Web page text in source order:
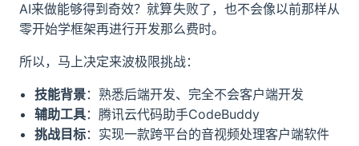
AI来做能够得到奇效？就算失败了，也不会像以前那样从
零开始学框架再进行开发那么费时。
所以，马上决定来波极限挑战：
技能背景：熟悉后端开发、完全不会客户端开发
辅助工具：腾讯云代码助手CodeBuddy
挑战目标：实现一款跨平台的音视频处理客户端软件